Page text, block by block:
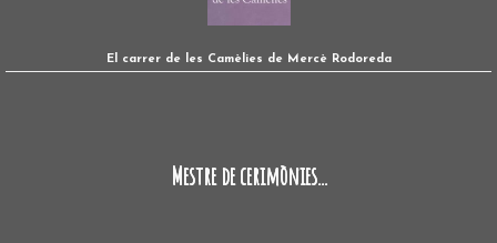
El carrer de les Camèlies de Mercè Rodoreda
Mestre de cerimònies...